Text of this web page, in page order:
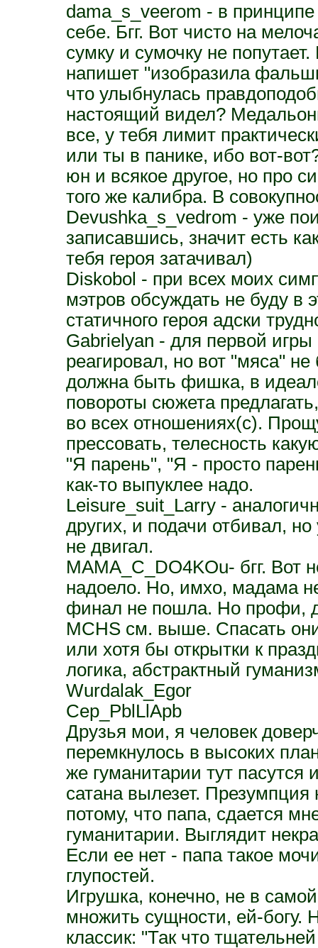
dama_s_veerom - в
себе. Бгг. Вот чисто на
сумку и сумочку не
напишет "изобразила
что улыбнулась
настоящий видел?
все, у тебя лимит
или ты в панике, ибо вот-
юн и всякое другое, но про
того же калибра. В
Devushka_s_vedrom - уже
записавшись, значит есть
тебя героя затачивал)
Diskobol - при всех моих
мэтров обсуждать не буду в
статичного героя адски
Gabrielyan - для первой
реагировал, но вот "мяса"
должна быть фишка, в
повороты сюжета
во всех отношениях(с).
прессовать, телесность
"Я парень", "Я - просто
как-то выпуклее надо.
Leisure_suit_Larry -
других, и подачи отбивал,
не двигал.
MAMA_C_DO4KOu- бгг. Вот
надоело. Но, имхо, мадама
финал не пошла. Но профи,
MCHS см. выше. Спасать
или хотя бы открытки к
логика, абстрактный
Wurdalak_Egor
Cep_PblLlApb
Друзья мои, я человек
перемкнулось в высоких
же гуманитарии тут
сатана вылезет. Презумпция
потому, что папа, сдается
гуманитарии. Выглядит
Если ее нет - папа такое
глупостей.
Игрушка, конечно, не в
множить сущности, ей-богу.
классик: "Так что